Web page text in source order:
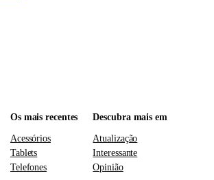
Os mais recentes
Acessórios
Tablets
Telefones
Descubra mais em
Atualização
Interessante
Opinião